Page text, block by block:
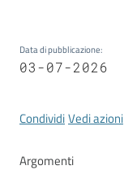
Argomenti
Seguici
Data di pubblicazione:
03-07-2026
CondividiVedi azioni
Argomenti